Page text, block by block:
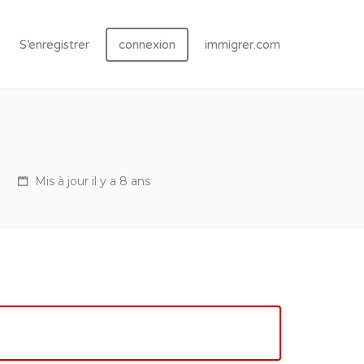
S’enregistrer connexion immigrer.com
Mis à jour il y a 8 ans